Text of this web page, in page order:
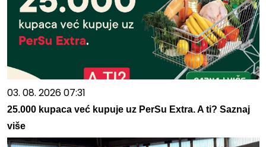
03. 08. 2026 07:31
25.000 kupaca već kupuje uz PerSu Extra. A ti? Saznaj
više